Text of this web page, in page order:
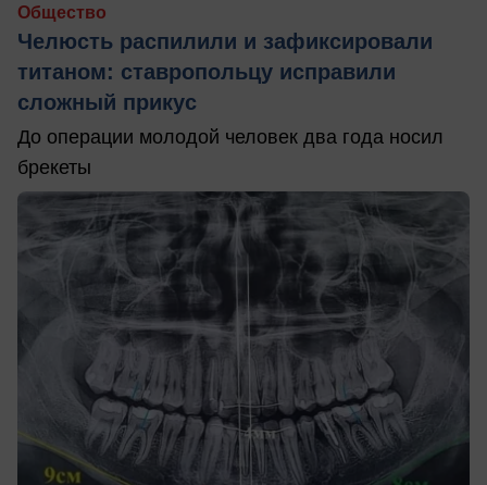
Общество
Челюсть распилили и зафиксировали
титаном: ставропольцу исправили
сложный прикус
До операции молодой человек два года носил
брекеты